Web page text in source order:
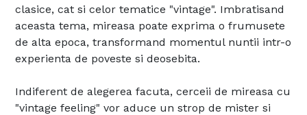
clasice, cat si celor tematice "vintage". Imbratisand
aceasta tema, mireasa poate exprima o frumusete
de alta epoca, transformand momentul nuntii intr-o
experienta de poveste si deosebita.
Indiferent de alegerea facuta, cerceii de mireasa cu
"vintage feeling" vor aduce un strop de mister si